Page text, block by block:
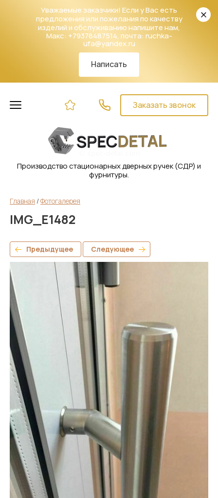
Уважаемые заказчики! Если у Вас есть
предложения или пожелания по качеству
изделий и обслуживанию напишите нам,
Макс: +79378487514, почта: ruchka-
ufa@yandex.ru
Написать
Производство стационарных дверных ручек (СДР) и
фурнитуры.
Заказать звонок
Главная / Фотогалерея
IMG_E1482
Предыдущее Следующее